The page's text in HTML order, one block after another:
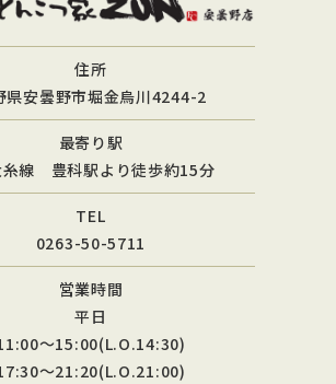
住所
県安曇野市堀金烏川4244-2
最寄り駅
糸線 豊科駅より徒歩約15分
TEL
0263-50-5711
営業時間
平日
〜15:00(L.O.14:30)
〜21:20(L.O.21:00)